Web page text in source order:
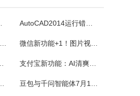
《腾讯桌球》真人实时对战桌球手游，还原现实桌球玩法-8球、斯诺克、9球、血流玩法，简单流行的操作方式，绚丽的动画特效，配以真实的物理参数，精准的进球，激动人心的赛事。游戏设有1V1匹配、3人欢乐场、8人锦标赛、斯诺克、9球玩法、血流等玩法，玩家可以自由选择参与，并用自己精湛的技巧来获得丰厚的奖金。尖...
《超级台球大师》是一款能成为荣耀王者的桌球游戏，排位赛的玩法真的太！爽！啦！游戏还原了真实的8球和斯诺克玩法，简单易上手的操作方式，真实的物理反馈，配以炫酷的动画特效，加上激动人心的赛事。我们在线上为广大球友准备了一个丰富多彩的桌球竞技世界。
AutoCAD2014运行错误怎么办
微信新功能+1！图片视频合并功能来了
支付宝新功能：AI清爽版“阿宝”公测！
豆包与千问智能体7月15日下线！附3步完整数据备份与导出教程